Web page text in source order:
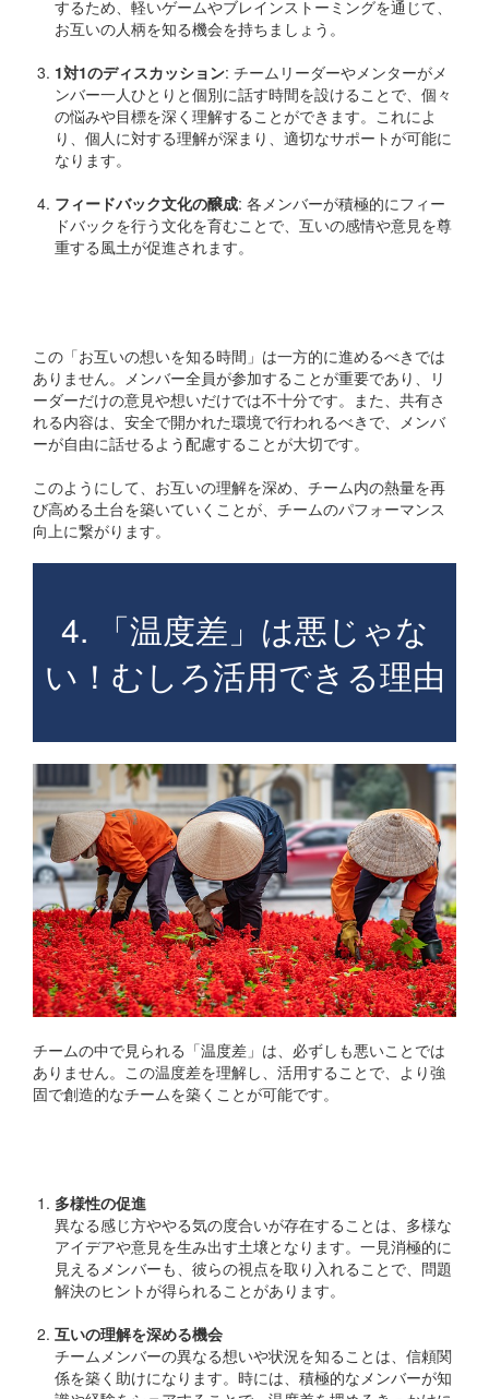
するため、軽いゲームやブレインストーミングを通じて、
お互いの人柄を知る機会を持ちましょう。
1対1のディスカッション: チームリーダーやメンターがメ
ンバー一人ひとりと個別に話す時間を設けることで、個々
の悩みや目標を深く理解することができます。これによ
り、個人に対する理解が深まり、適切なサポートが可能に
なります。
フィードバック文化の醸成: 各メンバーが積極的にフィー
ドバックを行う文化を育むことで、互いの感情や意見を尊
重する風土が促進されます。
この「お互いの想いを知る時間」は一方的に進めるべきでは
ありません。メンバー全員が参加することが重要であり、リ
ーダーだけの意見や想いだけでは不十分です。また、共有さ
れる内容は、安全で開かれた環境で行われるべきで、メンバ
ーが自由に話せるよう配慮することが大切です。
このようにして、お互いの理解を深め、チーム内の熱量を再
び高める土台を築いていくことが、チームのパフォーマンス
向上に繋がります。
4. 「温度差」は悪じゃな
い！むしろ活用できる理由
チームの中で見られる「温度差」は、必ずしも悪いことでは
ありません。この温度差を理解し、活用することで、より強
固で創造的なチームを築くことが可能です。
多様性の促進
異なる感じ方ややる気の度合いが存在することは、多様な
アイデアや意見を生み出す土壌となります。一見消極的に
見えるメンバーも、彼らの視点を取り入れることで、問題
解決のヒントが得られることがあります。
互いの理解を深める機会
チームメンバーの異なる想いや状況を知ることは、信頼関
係を築く助けになります。時には、積極的なメンバーが知